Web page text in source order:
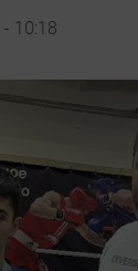
10:18